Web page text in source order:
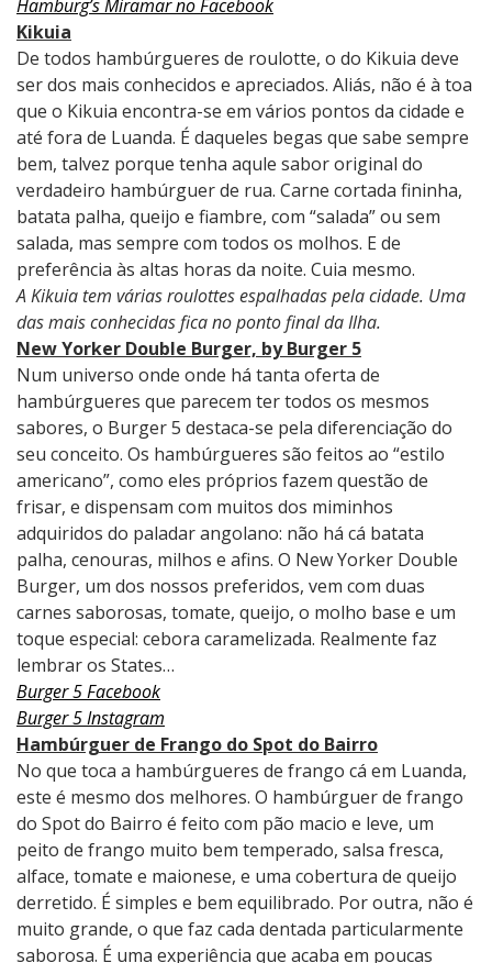
Hamburg’s Miramar no Facebook
Kikuia
De todos hambúrgueres de roulotte, o do Kikuia deve
ser dos mais conhecidos e apreciados. Aliás, não é à toa
que o Kikuia encontra-se em vários pontos da cidade e
até fora de Luanda. É daqueles begas que sabe sempre
bem, talvez porque tenha aqule sabor original do
verdadeiro hambúrguer de rua. Carne cortada fininha,
batata palha, queijo e fiambre, com “salada” ou sem
salada, mas sempre com todos os molhos. E de
preferência às altas horas da noite. Cuia mesmo.
A Kikuia tem várias roulottes espalhadas pela cidade. Uma
das mais conhecidas fica no ponto final da Ilha.
New Yorker Double Burger, by Burger 5
Num universo onde onde há tanta oferta de
hambúrgueres que parecem ter todos os mesmos
sabores, o Burger 5 destaca-se pela diferenciação do
seu conceito. Os hambúrgueres são feitos ao “estilo
americano”, como eles próprios fazem questão de
frisar, e dispensam com muitos dos miminhos
adquiridos do paladar angolano: não há cá batata
palha, cenouras, milhos e afins. O New Yorker Double
Burger, um dos nossos preferidos, vem com duas
carnes saborosas, tomate, queijo, o molho base e um
toque especial: cebora caramelizada. Realmente faz
lembrar os States…
Burger 5 Facebook
Burger 5 Instagram
Hambúrguer de Frango do Spot do Bairro
No que toca a hambúrgueres de frango cá em Luanda,
este é mesmo dos melhores. O hambúrguer de frango
do Spot do Bairro é feito com pão macio e leve, um
peito de frango muito bem temperado, salsa fresca,
alface, tomate e maionese, e uma cobertura de queijo
derretido. É simples e bem equilibrado. Por outra, não é
muito grande, o que faz cada dentada particularmente
saborosa. É uma experiência que acaba em poucas